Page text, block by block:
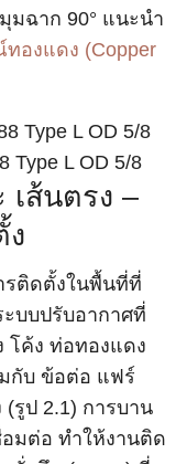
มฉาก 90° แนะนำ
องแดง (Copper
Type L OD 5/8
ส้นตรง –
ง
รติดตั้งในพื้นที่ที่
บบปรับอากาศที่
โค้ง ท่อทองแดง
กับ ข้อต่อ แฟร์
รูป 2.1) การบาน
มต่อ ทำให้งานติด